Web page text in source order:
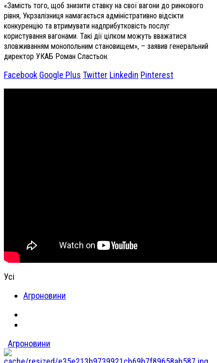
«Замість того, щоб знизити ставку на свої вагони до ринкового
рівня, Укрзалізниця намагається адміністративно відсікти
конкуренцію та втримувати надприбутковість послуг
користування вагонами. Такі дії цілком можуть вважатися
зловживанням монопольним становищем», – заявив генеральний
директор УКАБ Роман Сластьон.
Facebook Google Plus Twitter Linkedin Pinterest
Усі
Агроновини
Агроновини